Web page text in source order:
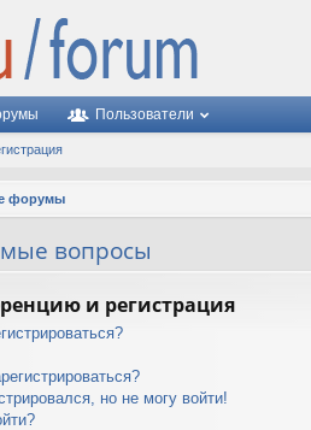
Пользователи
форумы
вопросы
и регистрация
но не могу войти!